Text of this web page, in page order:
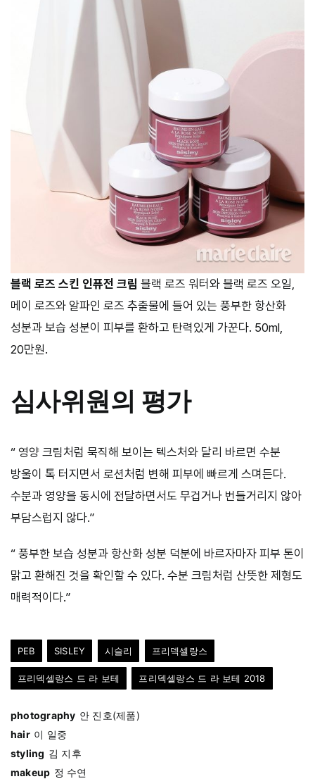
블랙 로즈 스킨 인퓨전 크림 블랙 로즈 워터와 블랙 로즈 오일,
메이 로즈와 알파인 로즈 추출물에 들어 있는 풍부한 항산화
성분과 보습 성분이 피부를 환하고 탄력있게 가꾼다. 50ml,
20만원.
심사위원의 평가
“ 영양 크림처럼 묵직해 보이는 텍스처와 달리 바르면 수분
방울이 톡 터지면서 로션처럼 변해 피부에 빠르게 스며든다.
수분과 영양을 동시에 전달하면서도 무겁거나 번들거리지 않아
부담스럽지 않다.”
“ 풍부한 보습 성분과 항산화 성분 덕분에 바르자마자 피부 톤이
맑고 환해진 것을 확인할 수 있다. 수분 크림처럼 산뜻한 제형도
매력적이다.”
PEB SISLEY 시슬리 프리덱셀랑스
프리덱셀랑스 드 라 보테 프리덱셀랑스 드 라 보테 2018
photography 안 진호(제품)
hair 이 일중
styling 김 지후
makeup 정 수연